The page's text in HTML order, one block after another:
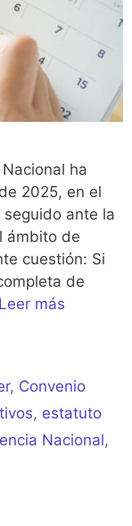
ha
2025, en el
ante la
ámbito de
cuestión: Si
de
Leer más
, Convenio
, estatuto
Nacional,